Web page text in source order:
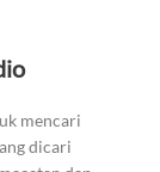
mencari
dicari